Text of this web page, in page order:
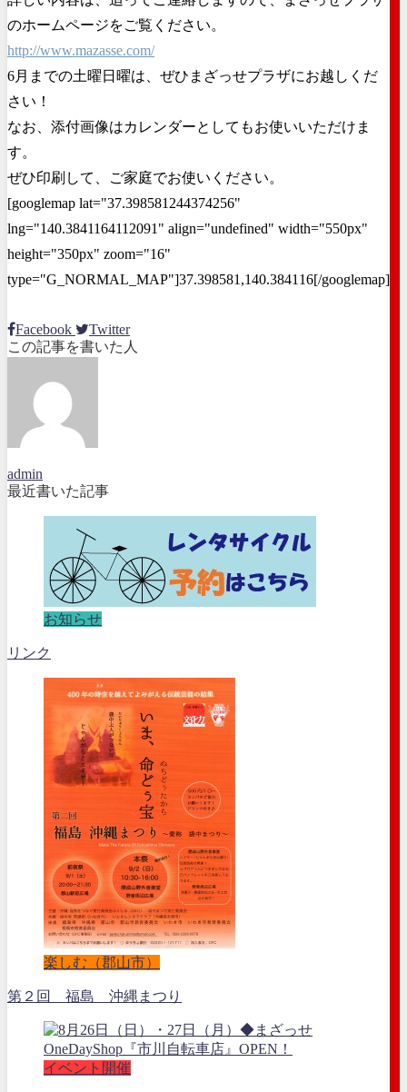
のホームページをご覧ください。
http://www.mazasse.com/
6月までの土曜日曜は、ぜひまざっせプラザにお越しくだ
さい！
なお、添付画像はカレンダーとしてもお使いいただけま
す。
ぜひ印刷して、ご家庭でお使いください。
[googlemap lat="37.398581244374256"
lng="140.3841164112091" align="undefined" width="550px"
height="350px" zoom="16"
type="G_NORMAL_MAP"]37.398581,140.384116[/googlemap]
Facebook
Twitter
この記事を書いた人
admin
最近書いた記事
お知らせ
リンク
楽しむ（郡山市）
第２回 福島 沖縄まつり
イベント開催